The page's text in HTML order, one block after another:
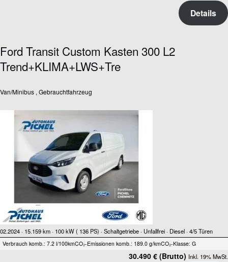
Details
Ford Transit Custom Kasten 300 L2
Trend+KLIMA+LWS+Tre
Van/Minibus , Gebrauchtfahrzeug
02.2024 · 15.159 km · 100 kW ( 136 PS) · Schaltgetriebe · Unfallfrei · Diesel · 4/5 Türen
Verbrauch komb.: 7.2 l/100kmCO₂-Emissionen komb.: 189.0 g/kmCO₂-Klasse: G
30.490 € (Brutto) Inkl. 19% MwSt.